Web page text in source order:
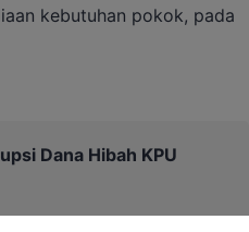
kebutuhan pokok, pada
Dana Hibah KPU